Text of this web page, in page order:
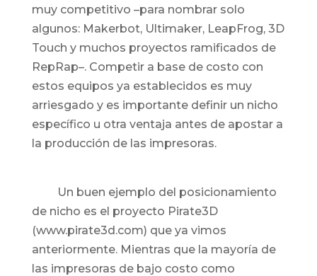
muy competitivo –para nombrar solo
algunos: Makerbot, Ultimaker, LeapFrog, 3D
Touch y muchos proyectos ramificados de
RepRap–. Competir a base de costo con
estos equipos ya establecidos es muy
arriesgado y es importante definir un nicho
específico u otra ventaja antes de apostar a
la producción de las impresoras.
Un buen ejemplo del posicionamiento
de nicho es el proyecto Pirate3D
(www.pirate3d.com) que ya vimos
anteriormente. Mientras que la mayoría de
las impresoras de bajo costo como